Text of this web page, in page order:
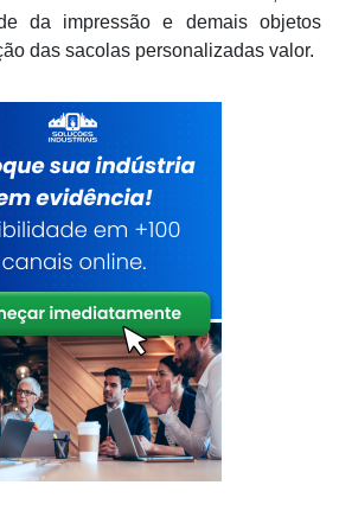
da impressão e demais objetos
das sacolas personalizadas valor.